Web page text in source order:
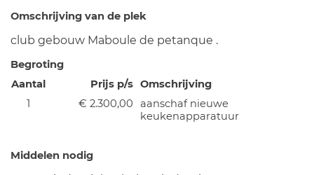
Omschrijving van de plek
club gebouw Maboule de petanque .
Begroting
Aantal
Prijs p/s Omschrijving
1
€ 2.300,00
aanschaf nieuwe
keukenapparatuur
Middelen nodig